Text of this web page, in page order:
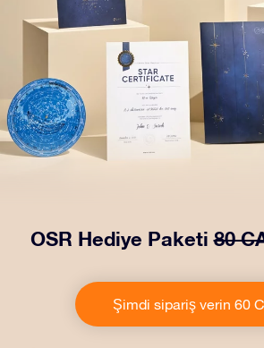
OSR Hediye Paketi80
zarf içinde kişiye özel hazırlanan
adrese teslimatı ile çevrimiçi
erişim imkanı bu pakete dahildir. Bu,
Şimdi sipariş verin 60